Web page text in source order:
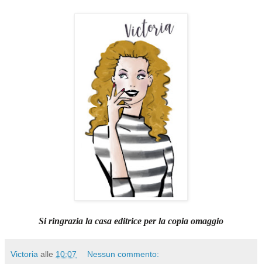
Si ringrazia la casa editrice per la copia omaggio
Victoria alle 10:07 Nessun commento: